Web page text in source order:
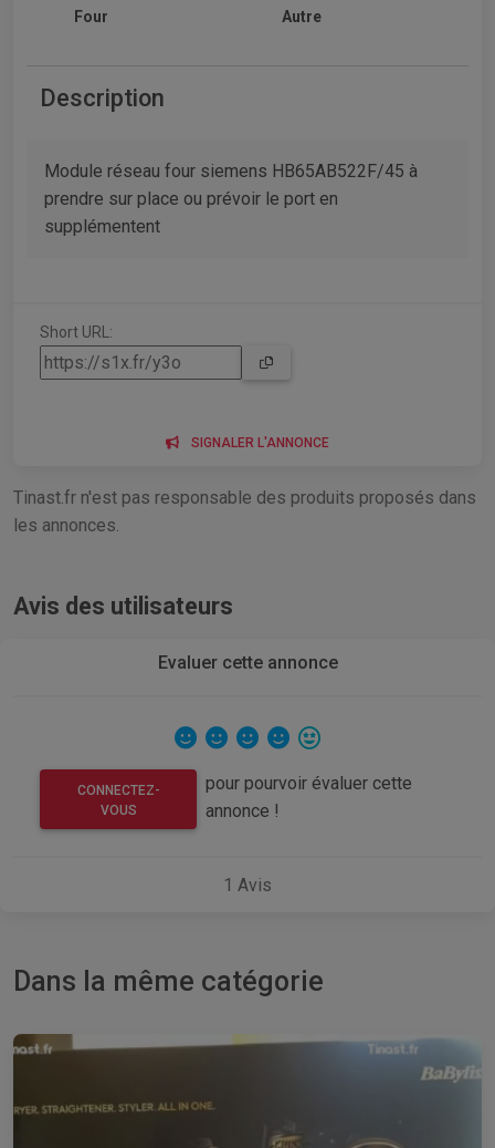
Four
Autre
Description
Module réseau four siemens HB65AB522F/45 à
prendre sur place ou prévoir le port en
supplémentent
Short URL:
SIGNALER L'ANNONCE
Tinast.fr n'est pas responsable des produits proposés dans
les annonces.
Avis des utilisateurs
Evaluer cette annonce
CONNECTEZ-
VOUS
pour pourvoir évaluer cette
annonce !
1 Avis
Dans la même catégorie